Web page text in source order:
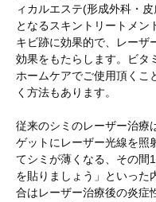
ィカルエステ(形成外科・
となるスキントリートメン
キビ跡に効果的で、レーザ
効果をもたらします。ビタ
ホームケアでご使用頂くこ
く方法もあります。
従来のシミのレーザー治療
ゲットにレーザー光線を照
てシミが薄くなる、その間
を貼りましょう」といった
合はレーザー治療後の炎症